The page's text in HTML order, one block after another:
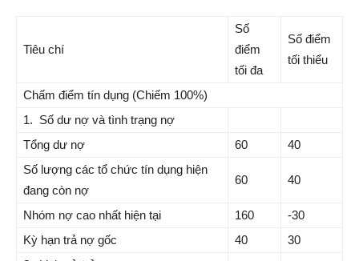
Tiêu chí
Số
điểm
tối đa
Số điểm
tối thiểu
Chấm điểm tín dụng (Chiếm 100%)
1. Số dư nợ và tình trạng nợ
Tổng dư nợ
60
40
Số lượng các tổ chức tín dụng hiện
đang còn nợ
60 40
Nhóm nợ cao nhất hiện tại 160
-30
Kỳ hạn trả nợ gốc
40
30